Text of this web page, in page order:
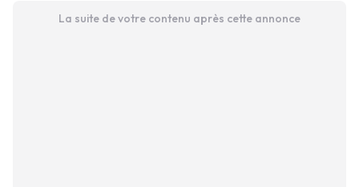
La suite de votre contenu après cette annonce